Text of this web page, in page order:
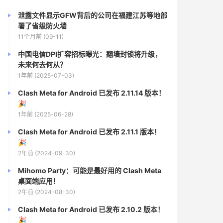
泄露文件显示GFW背后的公司在福建江苏等地部
署了省级防火墙
11个月前 (09-11)
中国电信DPI扩容招标曝光：翻墙封锁将升级，
未来何去何从？
1年前 (2025-07-03)
Clash Meta for Android 已发布 2.11.14 版本！
🎉
1年前 (2025-06-28)
Clash Meta for Android 已发布 2.11.1 版本！
🎉
2年前 (2024-09-30)
Mihomo Party：可能是最好用的 Clash Meta
桌面端应用！
2年前 (2024-08-30)
Clash Meta for Android 已发布 2.10.2 版本！
🎉